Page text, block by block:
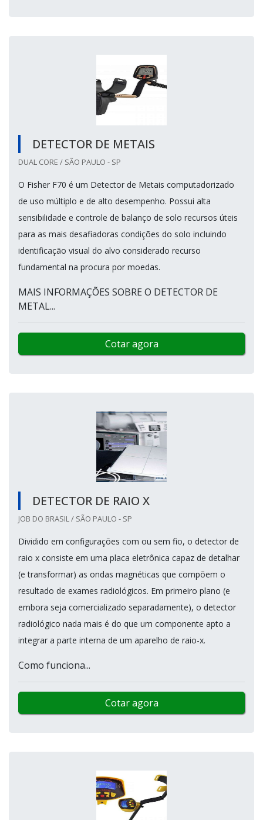
DETECTOR DE METAIS
DUAL CORE / SÃO PAULO - SP
O Fisher F70 é um Detector de Metais computadorizado
de uso múltiplo e de alto desempenho. Possui alta
sensibilidade e controle de balanço de solo recursos úteis
para as mais desafiadoras condições do solo incluindo
identificação visual do alvo considerado recurso
fundamental na procura por moedas.
MAIS INFORMAÇÕES SOBRE O DETECTOR DE
METAL...
Cotar agora
DETECTOR DE RAIO X
JOB DO BRASIL / SÃO PAULO - SP
Dividido em configurações com ou sem fio, o detector de
raio x consiste em uma placa eletrônica capaz de detalhar
(e transformar) as ondas magnéticas que compõem o
resultado de exames radiológicos. Em primeiro plano (e
embora seja comercializado separadamente), o detector
radiológico nada mais é do que um componente apto a
integrar a parte interna de um aparelho de raio-x.
Como funciona...
Cotar agora